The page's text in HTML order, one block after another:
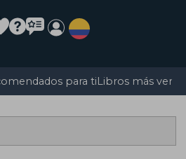
para tiLibros más